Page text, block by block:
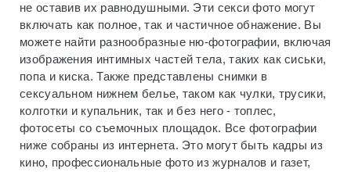
не оставив их равнодушными. Эти секси фото могут
включать как полное, так и частичное обнажение. Вы
можете найти разнообразные ню-фотографии, включая
изображения интимных частей тела, таких как сиськи,
попа и киска. Также представлены снимки в
сексуальном нижнем белье, таком как чулки, трусики,
колготки и купальник, так и без него - топлес,
фотосеты со съемочных площадок. Все фотографии
ниже собраны из интернета. Это могут быть кадры из
кино, профессиональные фото из журналов и газет,